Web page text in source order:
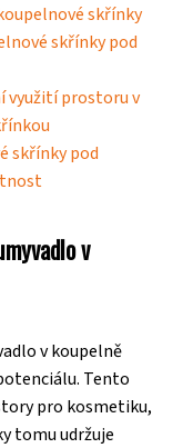
skřínky
skřínky pod
využití prostoru v
skřínky pod
v
v koupelně
Tento
pro kosmetiku,
tomu udržuje